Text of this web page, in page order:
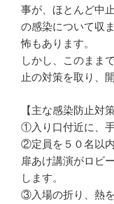
事が、ほとんど中
の感染について収
怖もあります。
しかし、このまま
止の対策を取り、
【主な感染防止対策
①入り口付近に、
②定員を５０名以
扉あけ講演がロビ
します。
③入場の折り、熱